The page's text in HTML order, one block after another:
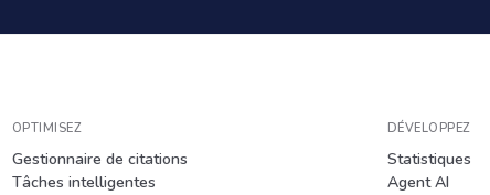
OPTIMISEZ
Gestionnaire de citations
Tâches intelligentes
DÉVELOPPEZ
Statistiques
Agent AI